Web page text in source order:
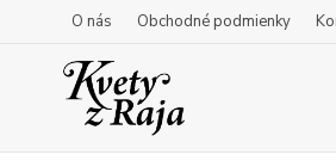
O nás Obchodné podmienky